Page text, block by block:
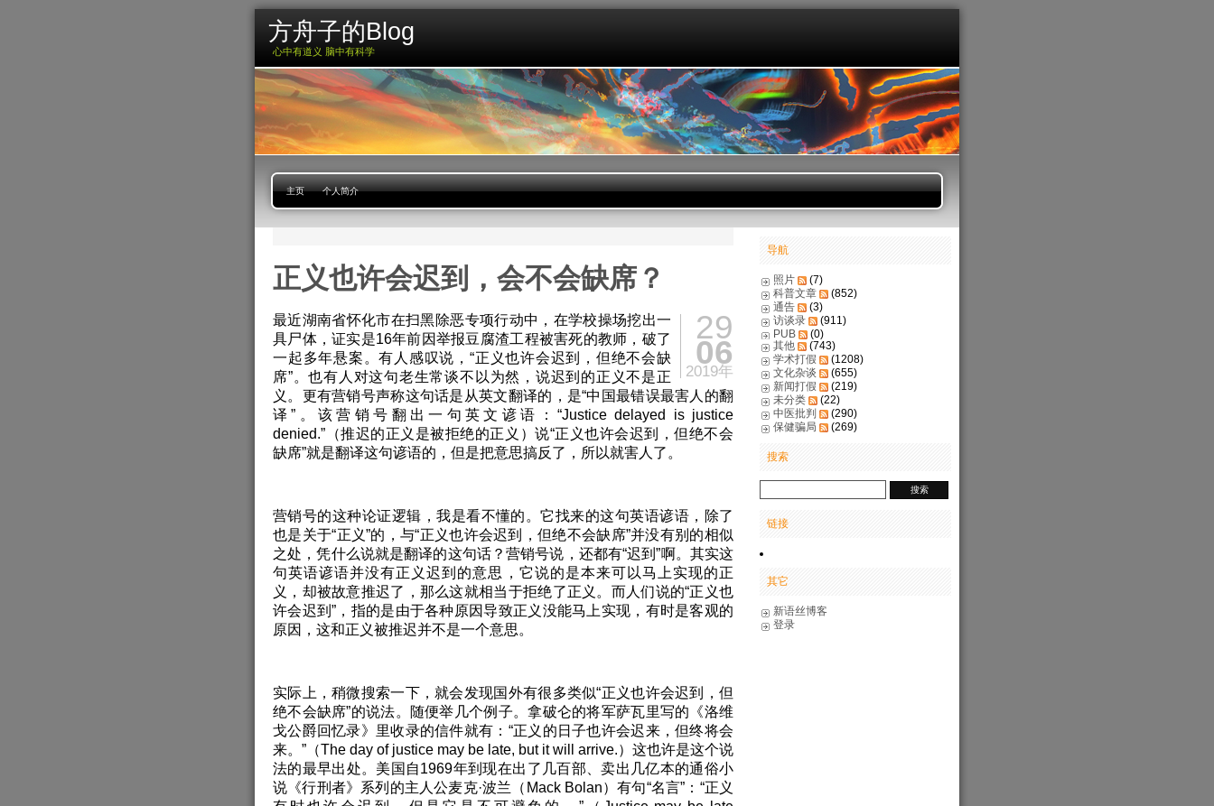
方舟子的Blog
心中有道义 脑中有科学
主页 个人简介
正义也许会迟到，会不会缺席？
29
06
2019年
最近湖南省怀化市在扫黑除恶专项行动中，在学校操场挖出一
具尸体，证实是16年前因举报豆腐渣工程被害死的教师，破了
一起多年悬案。有人感叹说，“正义也许会迟到，但绝不会缺
席”。也有人对这句老生常谈不以为然，说迟到的正义不是正
义。更有营销号声称这句话是从英文翻译的，是“中国最错误最害人的翻
译”。该营销号翻出一句英文谚语：“Justice delayed is justice
denied.”（推迟的正义是被拒绝的正义）说“正义也许会迟到，但绝不会
缺席”就是翻译这句谚语的，但是把意思搞反了，所以就害人了。
营销号的这种论证逻辑，我是看不懂的。它找来的这句英语谚语，除了
也是关于“正义”的，与“正义也许会迟到，但绝不会缺席”并没有别的相似
之处，凭什么说就是翻译的这句话？营销号说，还都有“迟到”啊。其实这
句英语谚语并没有正义迟到的意思，它说的是本来可以马上实现的正
义，却被故意推迟了，那么这就相当于拒绝了正义。而人们说的“正义也
许会迟到”，指的是由于各种原因导致正义没能马上实现，有时是客观的
原因，这和正义被推迟并不是一个意思。
实际上，稍微搜索一下，就会发现国外有很多类似“正义也许会迟到，但
绝不会缺席”的说法。随便举几个例子。拿破仑的将军萨瓦里写的《洛维
戈公爵回忆录》里收录的信件就有：“正义的日子也许会迟来，但终将会
来。”（The day of justice may be late, but it will arrive.）这也许是这个说
法的最早出处。美国自1969年到现在出了几百部、卖出几亿本的通俗小
说《行刑者》系列的主人公麦克·波兰（Mack Bolan）有句“名言”：“正义
导航
照片
(7)
科普文章
(852)
通告
(3)
访谈录
(911)
PUB
(0)
其他
(743)
学术打假
(1208)
文化杂谈
(655)
新闻打假
(219)
未分类
(22)
中医批判
(290)
保健骗局
(269)
搜索
链接
其它
新语丝博客
登录